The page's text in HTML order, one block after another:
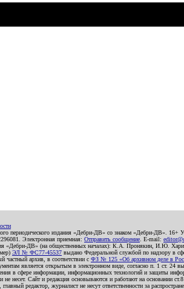
периодического издания «Дебри-ДВ» со знаком «Дебри-ДВ».
Электронная приемная: Отправить сообщение . E-mail:
«Дебри-ДВ» (на общественных началах): К.А.
ЭЛ № ФС77-45537 выдано Федеральной службой по надзору в
частный архив, в соответствии с ФЗ № 125 «Об архивном деле в
является открытым в электронном виде, согласно п. 1 ст. 24
в сфере информации, информационных технологий и защиты
не несет. Сайт и редакция основываются и работают на основании
редактор, журналист не несут ответственности за